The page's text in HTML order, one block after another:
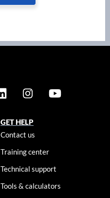
GET HELP
Contact us
Training center
Technical support
Tools & calculators